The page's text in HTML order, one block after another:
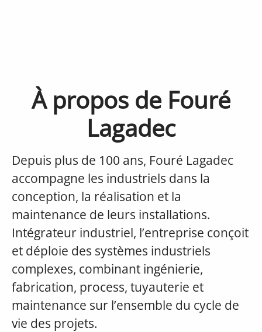
À propos de Fouré
Lagadec
Depuis plus de 100 ans, Fouré Lagadec
accompagne les industriels dans la
conception, la réalisation et la
maintenance de leurs installations.
Intégrateur industriel, l’entreprise conçoit
et déploie des systèmes industriels
complexes, combinant ingénierie,
fabrication, process, tuyauterie et
maintenance sur l’ensemble du cycle de
vie des projets.